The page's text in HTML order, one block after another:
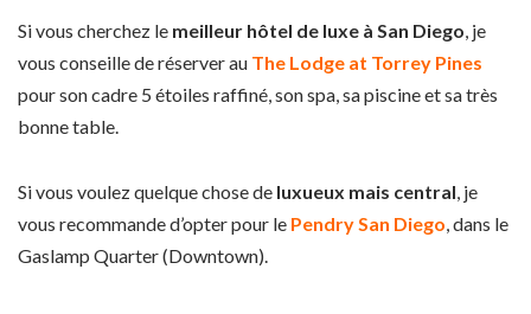
Si vous cherchez le meilleur hôtel de luxe à San Diego, je
vous conseille de réserver au The Lodge at Torrey Pines
pour son cadre 5 étoiles raffiné, son spa, sa piscine et sa très
bonne table.
Si vous voulez quelque chose de luxueux mais central , je
vous recommande d’opter pour le Pendry San Diego , dans le
Gaslamp Quarter (Downtown).